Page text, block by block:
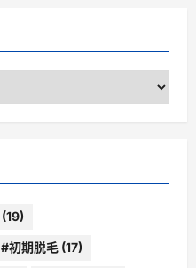
(19)
#初期脱毛 (17)